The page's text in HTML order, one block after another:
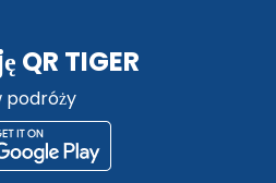
TIGER
podróży